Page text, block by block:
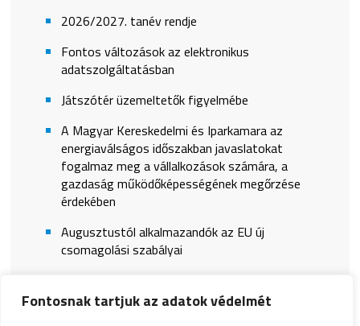
Fontosnak tartjuk az adatok védelmét
2026/2027. tanév rendje
Fontos változások az elektronikus
adatszolgáltatásban
Játszótér üzemeltetők figyelmébe
A Magyar Kereskedelmi és Iparkamara az
energiaválságos időszakban javaslatokat
fogalmaz meg a vállalkozások számára, a
gazdaság működőképességének megőrzése
érdekében
Augusztustól alkalmazandók az EU új
csomagolási szabályai